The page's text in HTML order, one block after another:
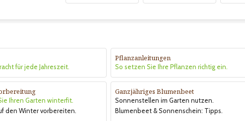
für jede Jahreszeit.
Pflanzanleitungen
So setzen Sie Ihre Pflanzen richtig ein.
Ihren Garten winterfit.
den Winter vorbereiten.
Ganzjähriges Blumenbeet
Sonnenstellen im Garten nutzen.
Blumenbeet & Sonnenschein: Tipps.